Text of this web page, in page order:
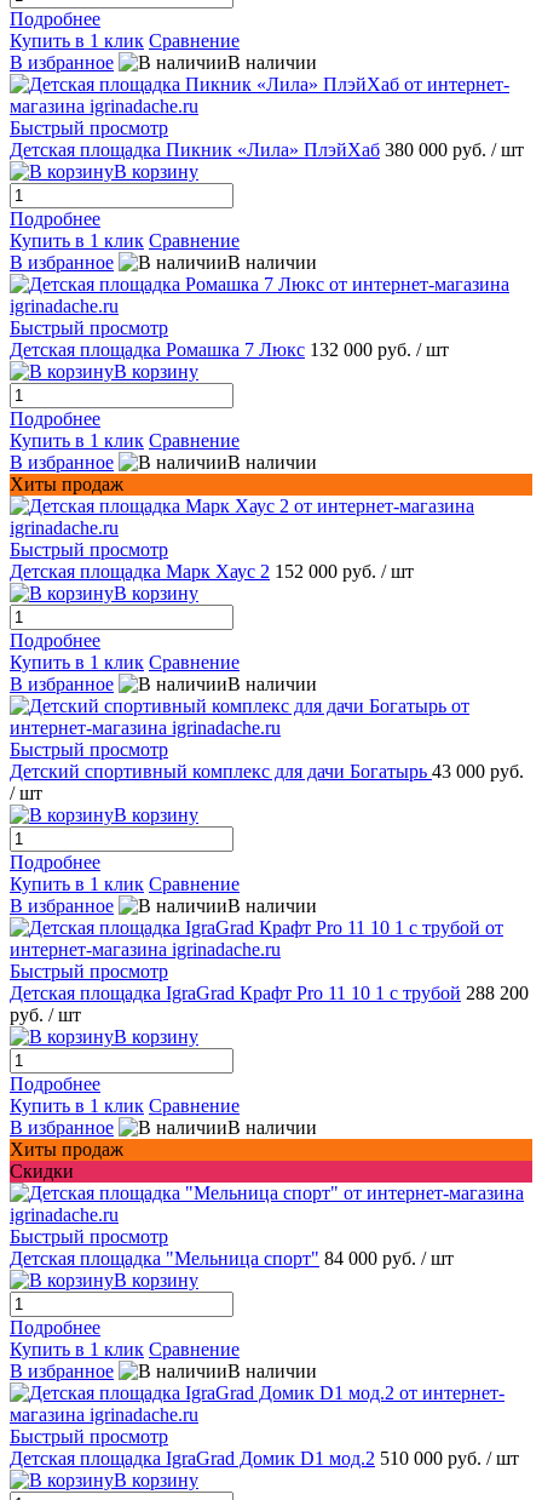
Подробнее
Купить в 1 клик Сравнение
В избранное
В наличии
Быстрый просмотр
Детская площадка Пикник «Лила» ПлэйХаб 380 000 руб. / шт
В корзину
Подробнее
Купить в 1 клик Сравнение
В избранное
В наличии
Быстрый просмотр
Детская площадка Ромашка 7 Люкс 132 000 руб. / шт
В корзину
Подробнее
Купить в 1 клик Сравнение
В избранное
В наличии
Хиты продаж
Быстрый просмотр
Детская площадка Марк Хаус 2 152 000 руб. / шт
В корзину
Подробнее
Купить в 1 клик Сравнение
В избранное
В наличии
Быстрый просмотр
Детский спортивный комплекс для дачи Богатырь 43 000 руб.
/ шт
В корзину
Подробнее
Купить в 1 клик Сравнение
В избранное
В наличии
Быстрый просмотр
Детская площадка IgraGrad Крафт Pro 11 10 1 с трубой 288 200
руб. / шт
В корзину
Подробнее
Купить в 1 клик Сравнение
В избранное
В наличии
Хиты продаж
Скидки
Быстрый просмотр
Детская площадка "Мельница спорт" 84 000 руб. / шт
В корзину
Подробнее
Купить в 1 клик Сравнение
В избранное
В наличии
Быстрый просмотр
Детская площадка IgraGrad Домик D1 мод.2 510 000 руб. / шт
В корзину